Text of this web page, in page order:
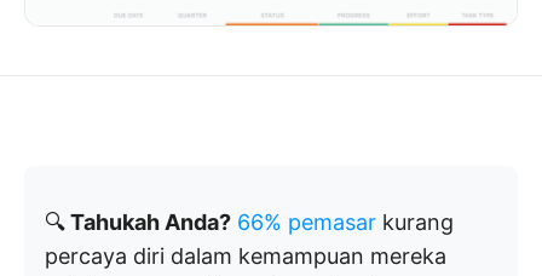
🔍Tahukah Anda? 66% pemasar kurang
percaya diri dalam kemampuan mereka